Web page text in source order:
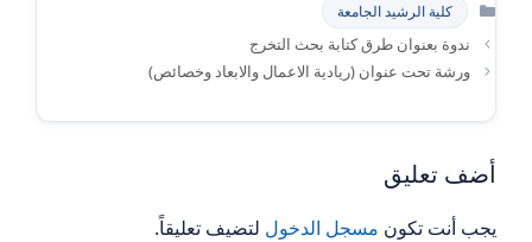
كلية الرشيد الجامعة
ندوة بعنوان طرق كتابة بحث التخرج
ورشة تحت عنوان (ريادية الاعمال والابعاد وخصائص)
أضف تعليق
يجب أنت تكون مسجل الدخول لتضيف تعليقاً.